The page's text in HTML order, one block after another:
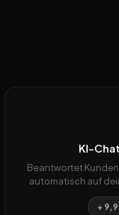
KI-
Beantwortet
automatisch auf
+